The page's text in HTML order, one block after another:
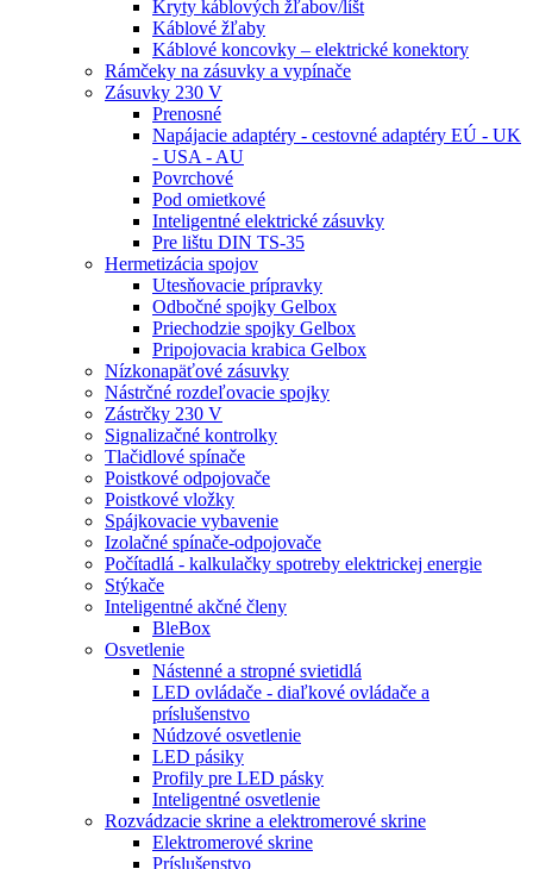
Kryty káblových žľabov/líšt
Káblové žľaby
Káblové koncovky – elektrické konektory
Rámčeky na zásuvky a vypínače
Zásuvky 230 V
Prenosné
Napájacie adaptéry - cestovné adaptéry EÚ - UK
- USA - AU
Povrchové
Pod omietkové
Inteligentné elektrické zásuvky
Pre lištu DIN TS-35
Hermetizácia spojov
Utesňovacie prípravky
Odbočné spojky Gelbox
Priechodzie spojky Gelbox
Pripojovacia krabica Gelbox
Nízkonapäťové zásuvky
Nástrčné rozdeľovacie spojky
Zástrčky 230 V
Signalizačné kontrolky
Tlačidlové spínače
Poistkové odpojovače
Poistkové vložky
Spájkovacie vybavenie
Izolačné spínače-odpojovače
Počítadlá - kalkulačky spotreby elektrickej energie
Stýkače
Inteligentné akčné členy
BleBox
Osvetlenie
Nástenné a stropné svietidlá
LED ovládače - diaľkové ovládače a
príslušenstvo
Núdzové osvetlenie
LED pásiky
Profily pre LED pásky
Inteligentné osvetlenie
Rozvádzacie skrine a elektromerové skrine
Elektromerové skrine
Príslušenstvo